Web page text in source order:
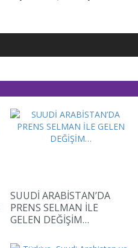
SUUDİ ARABİSTAN’DA
PRENS SELMAN İLE
GELEN DEĞİŞİM…